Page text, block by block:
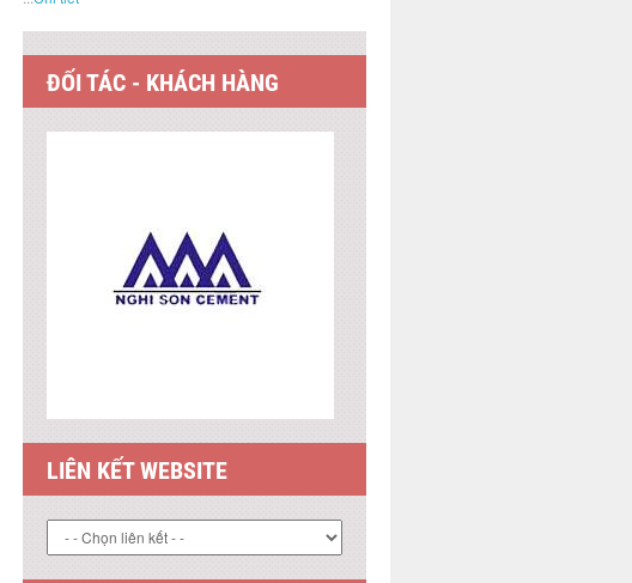
ĐỐI TÁC - KHÁCH HÀNG
LIÊN KẾT WEBSITE
THỐNG KÊ TRUY CẬP
65: Đang online
0: Lượt truy cập hôm nay